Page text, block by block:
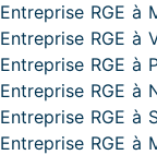
Entreprise RGE à
Entreprise RGE à
Entreprise RGE à
Entreprise RGE à
Entreprise RGE à
Entreprise RGE à